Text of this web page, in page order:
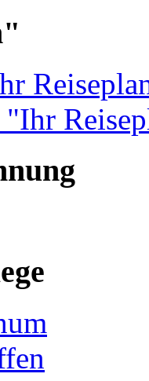
"Ihr